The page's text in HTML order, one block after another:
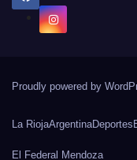
Proudly powered by
La RiojaArgentinaDeportes
El Federal Mendoza